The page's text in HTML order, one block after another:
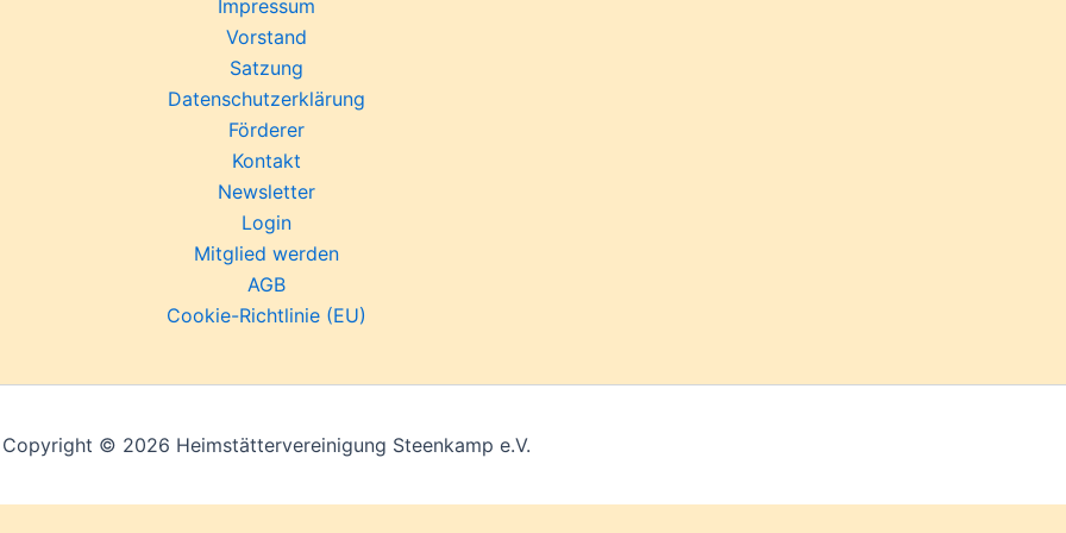
Impressum
Vorstand
Satzung
Datenschutzerklärung
Förderer
Kontakt
Newsletter
Login
Mitglied werden
AGB
Cookie-Richtlinie (EU)
Copyright © 2026 Heimstättervereinigung Steenkamp e.V.